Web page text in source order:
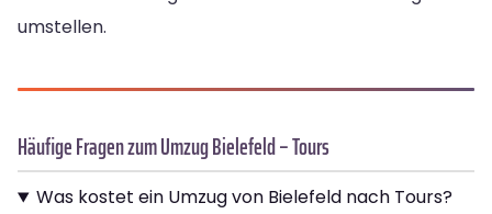
umstellen.
Häufige Fragen zum Umzug Bielefeld – Tours
Was kostet ein Umzug von Bielefeld nach Tours?